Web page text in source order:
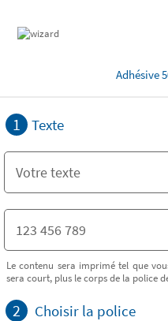
Adhésive
1 Texte
Le contenu sera imprimé tel que
sera court, plus le corps de la police
2 Choisir la police